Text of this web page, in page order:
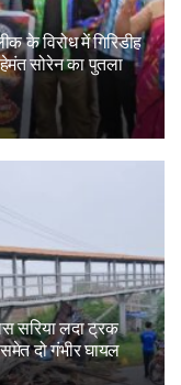
के विरोध में गिरिडीह
सोरेन का पुतला
सरिया लदा ट्रक
दो गंभीर घायल